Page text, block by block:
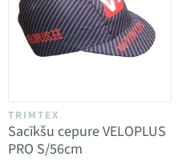
TRIMTEX
Sacīkšu cepure VELOPLUS
PRO S/56cm